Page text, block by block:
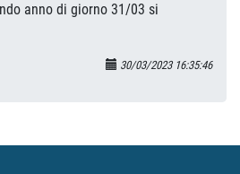
anno di giorno 31/03 si
30/03/2023 16:35:46